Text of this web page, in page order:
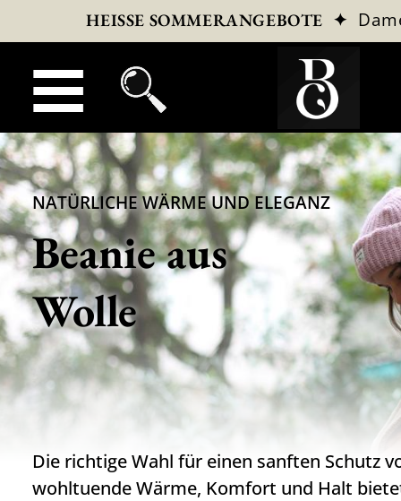
HEISSE SOMMERANGEBOTE ✦
NATÜRLICHE WÄRME UND ELEGANZ
Beanie aus
Wolle
Die richtige Wahl für einen sanften Schutz
wohltuende Wärme, Komfort und Halt